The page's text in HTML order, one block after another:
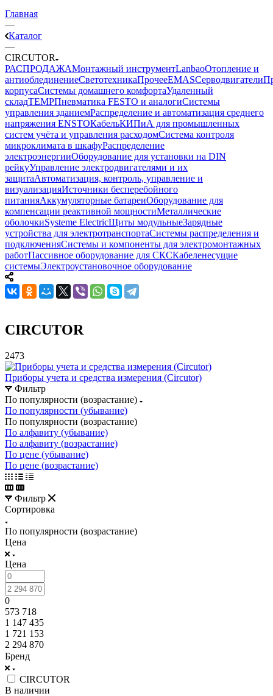
Главная
—
Каталог
—
CIRCUTOR
РАСПРОДАЖАМонтажный инструментLanbaoОтопление и
антиоблединениеСветотехникаПрочееEMASCерводвигатели
корпусаСистемы домашнего комфортаУдаленный
складTEMPПневматика FESTO и аналогиСистемы
управления зданиемРаспределение и автоматизация среднего
напряжения ENSTOКабельКИПиА для промышленных
систем учёта и управления расходомСистема контроля
микроклимата в шкафуРаспределение
электроэнергииОборудование для установки на DIN
рейкуУправление электродвигателями и их
защитаАвтоматизация, контроль, управление и
визуализацияИсточники бесперебойного
питанияАккумуляторные батареиОборудование для
компенсации реактивной мощностиМеталлические
оболочкиSysteme ElectricЩиты модульныеЗарядные
устройства для электротранспортаСистемы распределения и
подключенияСистемы и компоненты для электромонтажных
работПассивное оборудование для СКСКабеленесущие
системыЭлектроустановочное оборудование
CIRCUTOR
2473
Приборы учета и средства измерения (Circutor)
Фильтр
По популярности (возрастание)
По популярности (убывание)
По популярности (возрастание)
По алфавиту (убывание)
По алфавиту (возрастание)
По цене (убывание)
По цене (возрастание)
Фильтр
Сортировка
По популярности (возрастание)
Цена
Цена
0
573 718
1 147 435
1 721 153
2 294 870
Бренд
CIRCUTOR
В наличии